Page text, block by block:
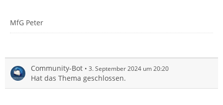
MfG Peter
Community-Bot 3. September 2024 um 20:20
Hat das Thema geschlossen.